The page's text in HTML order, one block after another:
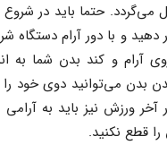
حتما باید در شروع
و با دور آرام دستگاه
آرام و کند بدن شما به
بدن می‌توانید دوی خود را
آخر ورزش نیز باید به
قطع نکنید.